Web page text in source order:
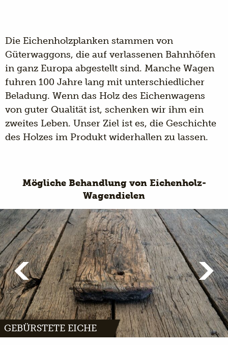
Die Eichenholzplanken stammen von
Güterwaggons, die auf verlassenen Bahnhöfen
in ganz Europa abgestellt sind. Manche Wagen
fuhren 100 Jahre lang mit unterschiedlicher
Beladung. Wenn das Holz des Eichenwagens
von guter Qualität ist, schenken wir ihm ein
zweites Leben. Unser Ziel ist es, die Geschichte
des Holzes im Produkt widerhallen zu lassen.
Mögliche Behandlung von Eichenholz-
Wagendielen
GEBÜRSTETE EICHE